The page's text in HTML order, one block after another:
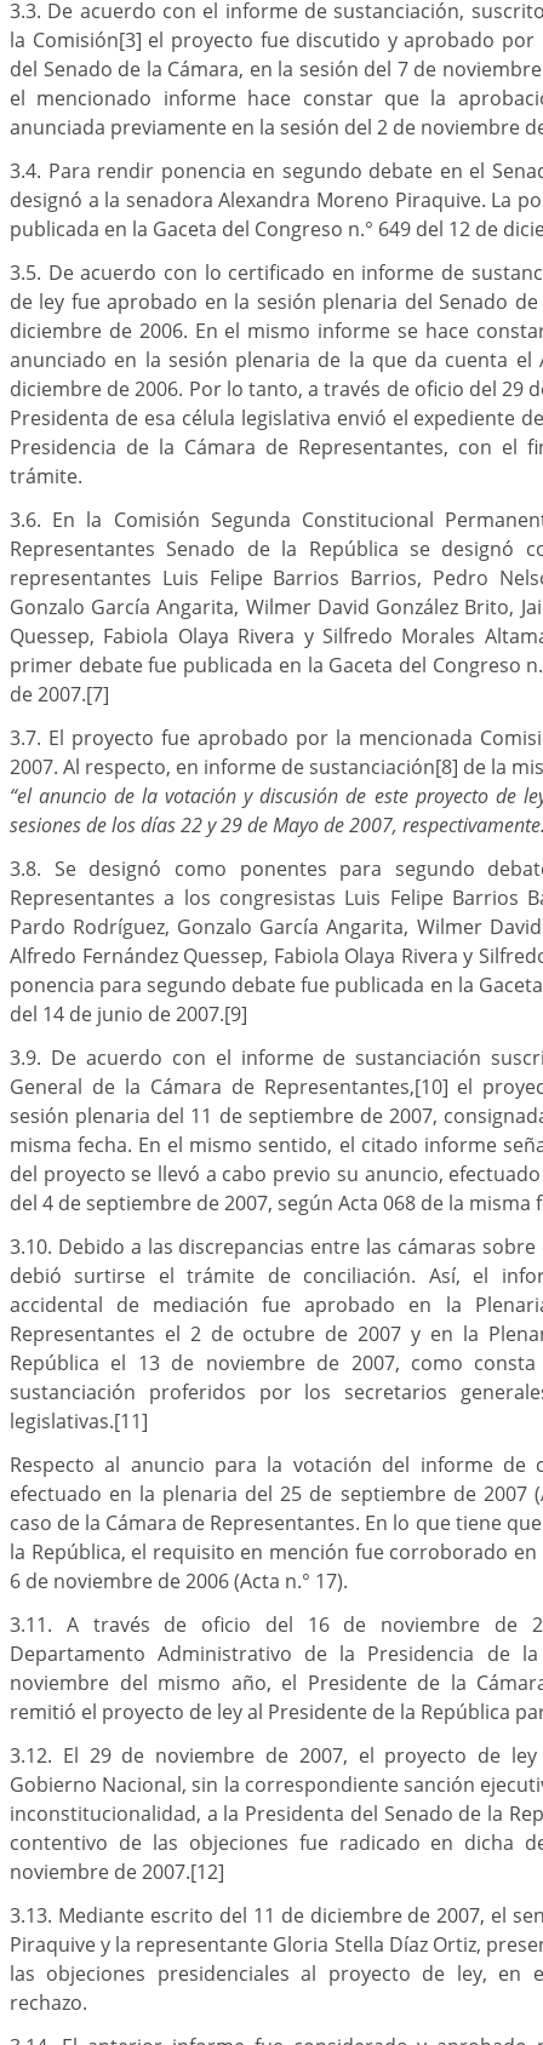
3.3. De acuerdo con el informe de sustanciación,
la Comisión[3] el proyecto fue discutido y aprobado por
del Senado de la Cámara, en la sesión del 7 de
el mencionado informe hace constar que la
anunciada previamente en la sesión del 2 de noviembre
3.4. Para rendir ponencia en segundo debate en el
designó a la senadora Alexandra Moreno Piraquive. La
publicada en la Gaceta del Congreso n.° 649 del 12 de
3.5. De acuerdo con lo certificado en informe de
de ley fue aprobado en la sesión plenaria del Senado
diciembre de 2006. En el mismo informe se hace
anunciado en la sesión plenaria de la que da cuenta el
diciembre de 2006. Por lo tanto, a través de oficio del 29
Presidenta de esa célula legislativa envió el expediente
Presidencia de la Cámara de Representantes, con el
trámite.
3.6. En la Comisión Segunda Constitucional
Representantes Senado de la República se designó
representantes Luis Felipe Barrios Barrios, Pedro
Gonzalo García Angarita, Wilmer David González Brito,
Quessep, Fabiola Olaya Rivera y Silfredo Morales
primer debate fue publicada en la Gaceta del Congreso
de 2007.[7]
3.7. El proyecto fue aprobado por la mencionada
2007. Al respecto, en informe de sustanciación[8] de la
“el anuncio de la votación y discusión de este proyecto de
sesiones de los días 22 y 29 de Mayo de 2007,
3.8. Se designó como ponentes para segundo
Representantes a los congresistas Luis Felipe Barrios
Pardo Rodríguez, Gonzalo García Angarita, Wilmer
Alfredo Fernández Quessep, Fabiola Olaya Rivera y
ponencia para segundo debate fue publicada en la
del 14 de junio de 2007.[9]
3.9. De acuerdo con el informe de sustanciación
General de la Cámara de Representantes,[10] el
sesión plenaria del 11 de septiembre de 2007,
misma fecha. En el mismo sentido, el citado informe
del proyecto se llevó a cabo previo su anuncio,
del 4 de septiembre de 2007, según Acta 068 de la misma
3.10. Debido a las discrepancias entre las cámaras
debió surtirse el trámite de conciliación. Así, el
accidental de mediación fue aprobado en la
Representantes el 2 de octubre de 2007 y en la
República el 13 de noviembre de 2007, como
sustanciación proferidos por los secretarios
legislativas.[11]
Respecto al anuncio para la votación del informe de
efectuado en la plenaria del 25 de septiembre de 2007
caso de la Cámara de Representantes. En lo que tiene
la República, el requisito en mención fue corroborado
6 de noviembre de 2006 (Acta n.° 17).
3.11. A través de oficio del 16 de noviembre de
Departamento Administrativo de la Presidencia de
noviembre del mismo año, el Presidente de la
remitió el proyecto de ley al Presidente de la República
3.12. El 29 de noviembre de 2007, el proyecto de
Gobierno Nacional, sin la correspondiente sanción
inconstitucionalidad, a la Presidenta del Senado de la
contentivo de las objeciones fue radicado en dicha
noviembre de 2007.[12]
3.13. Mediante escrito del 11 de diciembre de 2007, el
Piraquive y la representante Gloria Stella Díaz Ortiz,
las objeciones presidenciales al proyecto de ley, en
rechazo.